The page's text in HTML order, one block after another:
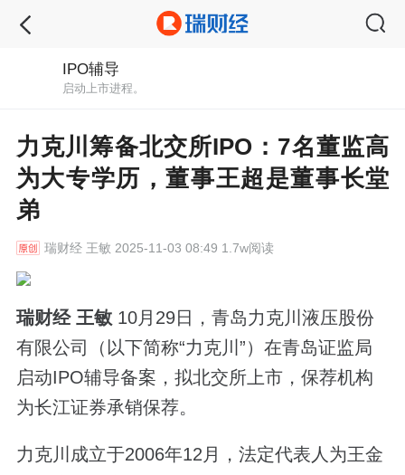
IPO辅导
启动上市进程。
力克川筹备北交所IPO：7名董监高
为大专学历，董事王超是董事长堂
弟
瑞财经王敏 2025-11-03 08:49 1.7w阅读
瑞财经 王敏 10月29日，青岛力克川液压股份
有限公司（以下简称“力克川”）在青岛证监局
启动IPO辅导备案，拟北交所上市，保荐机构
为长江证券承销保荐。
力克川成立于2006年12月，法定代表人为王金